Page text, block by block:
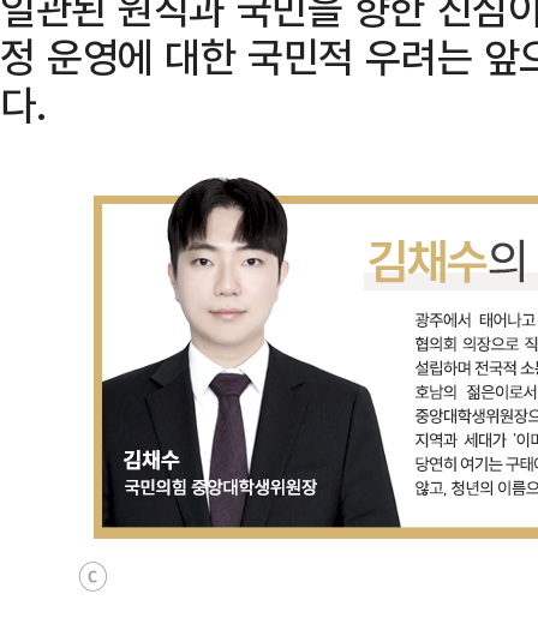
정 운영에 대한 국민적 우려는
다.
ⓒ